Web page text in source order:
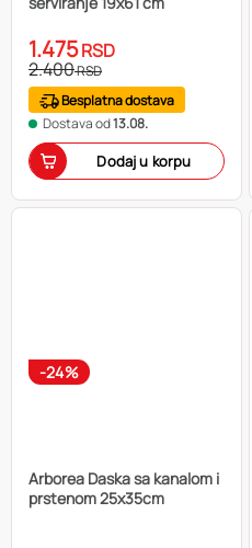
1.475RSD
2.400RSD
Besplatna dostava
Dostava od13.08.
Dodaj u korpu
-24%
Arborea Daska sa kanalom i
prstenom 25x35cm